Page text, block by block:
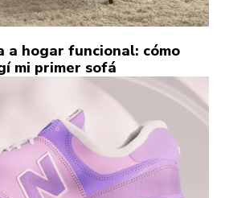
a hogar funcional: cómo
mi primer sofá